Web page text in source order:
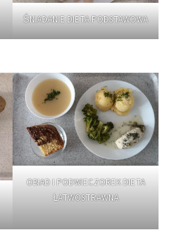
ŚNIADANIE DIETA PODSTAWOWA
OBIAD I PODWIECZOREK DIETA
ŁATWOSTRAWNA